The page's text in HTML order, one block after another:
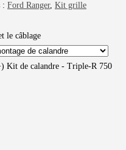
: Ford Ranger, Kit grille
le câblage
Kit de calandre - Triple-R 750